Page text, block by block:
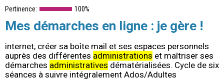
Pertinence: 100%
Mes démarches en ligne : je gère !
internet, créer sa boîte mail et ses espaces personnels
auprès des différentes administrations et maîtriser ses
démarches administratives dématérialisées. Cycle de six
séances à suivre intégralement Ados/Adultes